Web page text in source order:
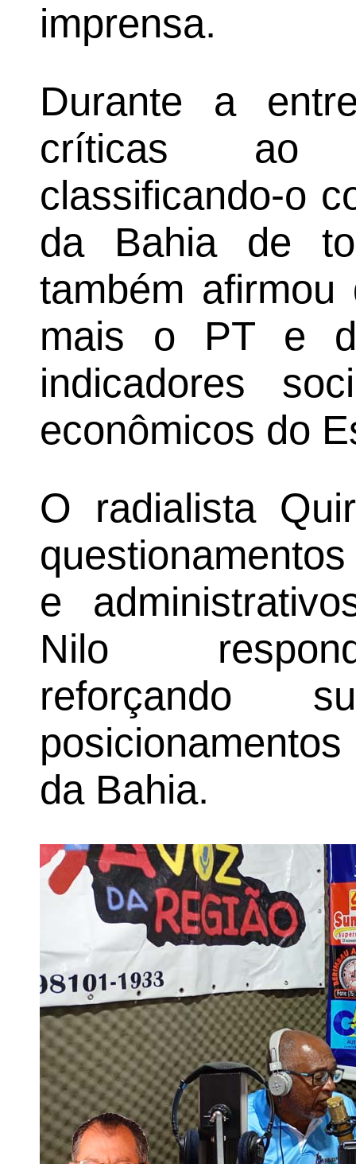
imprensa.
Durante a
críticas ao
classificando-o
da Bahia de
também
mais o PT e
indicadores
econômicos do
O radialista
e
Nilo
reforçando
da Bahia.